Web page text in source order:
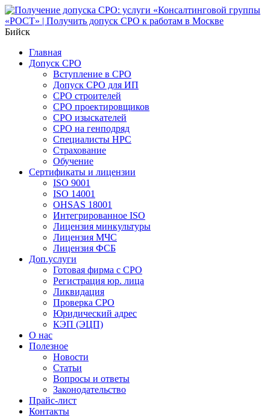
Бийск
Главная
Допуск СРО
Вступление в СРО
Допуск СРО для ИП
СРО строителей
СРО проектировщиков
СРО изыскателей
СРО на генподряд
Специалисты НРС
Страхование
Обучение
Сертификаты и лицензии
ISO 9001
ISO 14001
OHSAS 18001
Интегрированное ISO
Лицензия минкультуры
Лицензия МЧС
Лицензия ФСБ
Доп.услуги
Готовая фирма с СРО
Регистрация юр. лица
Ликвидация
Проверка СРО
Юридический адрес
КЭП (ЭЦП)
О нас
Полезное
Новости
Статьи
Вопросы и ответы
Законодательство
Прайс-лист
Контакты